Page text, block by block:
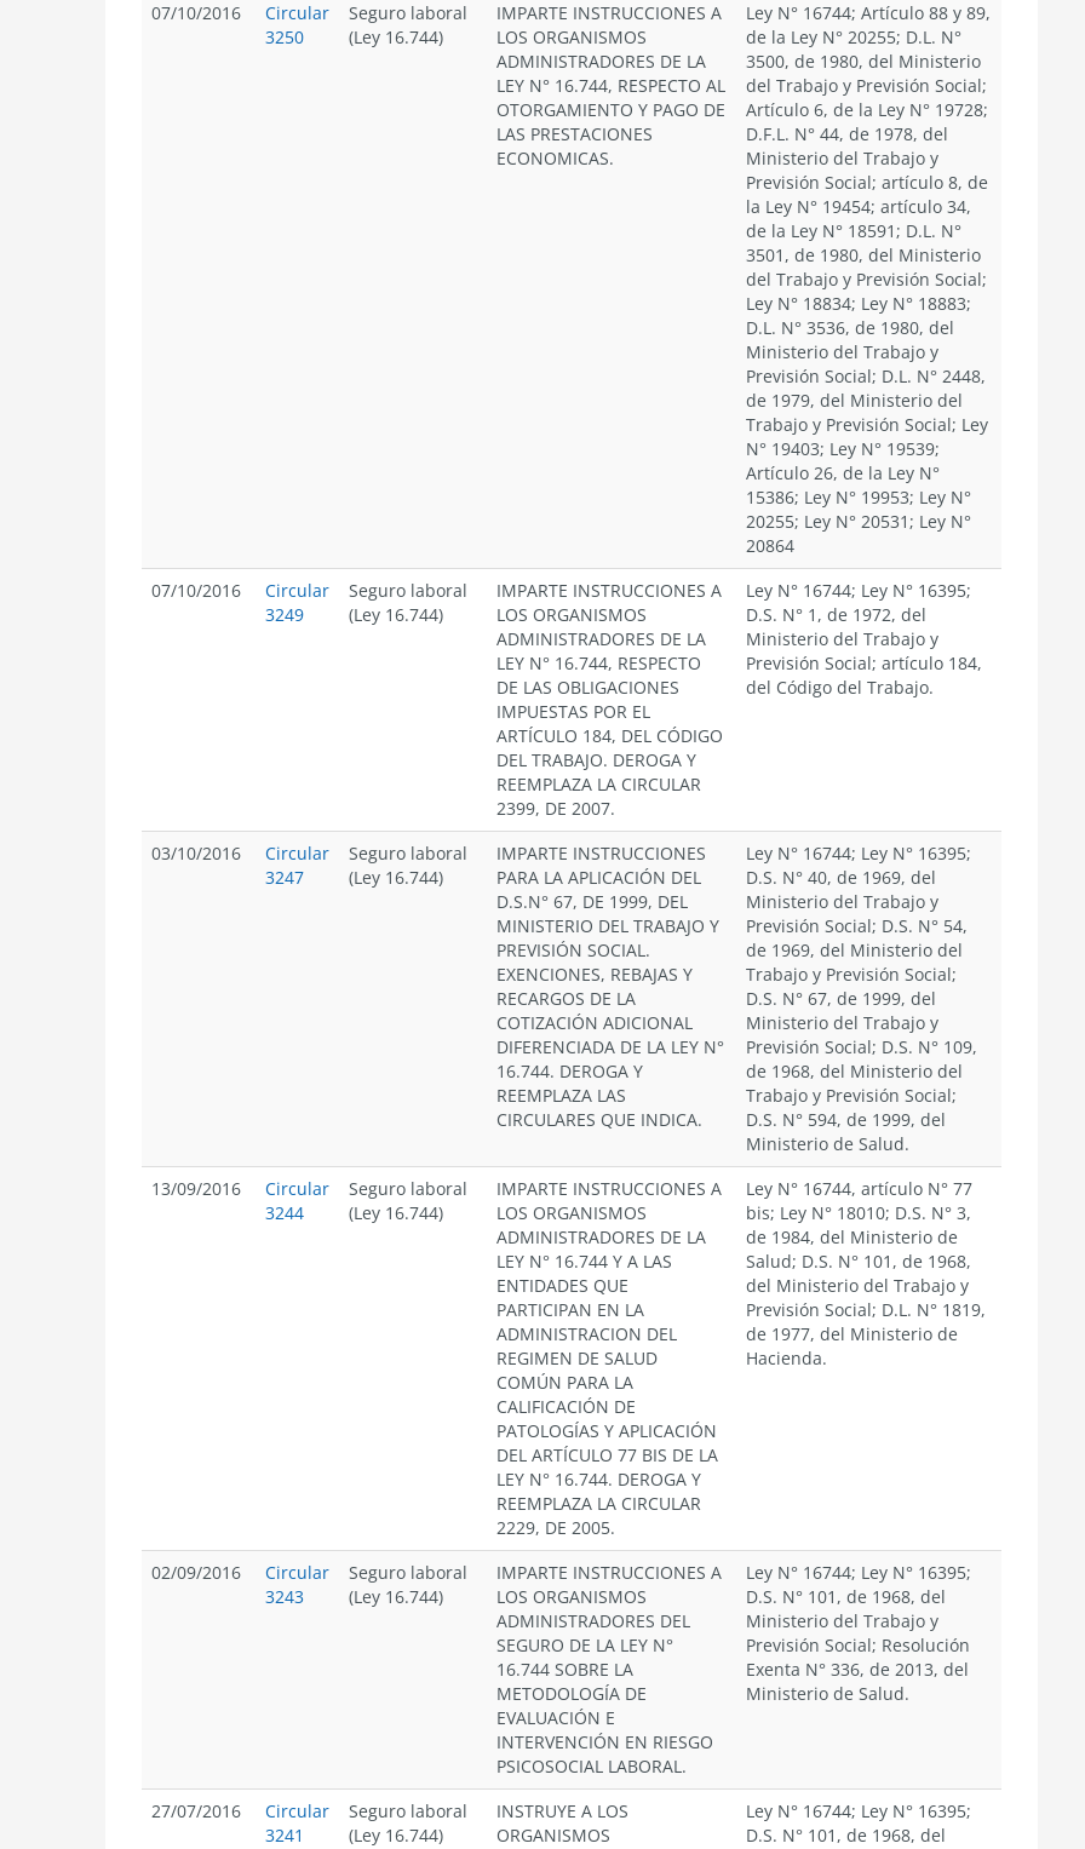
07/10/2016
Circular
3250
Seguro laboral
(Ley 16.744)
IMPARTE INSTRUCCIONES A
LOS ORGANISMOS
ADMINISTRADORES DE LA
LEY N° 16.744, RESPECTO AL
OTORGAMIENTO Y PAGO DE
LAS PRESTACIONES
ECONOMICAS.
Ley N° 16744; Artículo 88 y 89,
de la Ley N° 20255; D.L. N°
3500, de 1980, del Ministerio
del Trabajo y Previsión Social;
Artículo 6, de la Ley N° 19728;
D.F.L. N° 44, de 1978, del
Ministerio del Trabajo y
Previsión Social; artículo 8, de
la Ley N° 19454; artículo 34,
de la Ley N° 18591; D.L. N°
3501, de 1980, del Ministerio
del Trabajo y Previsión Social;
Ley N° 18834; Ley N° 18883;
D.L. N° 3536, de 1980, del
Ministerio del Trabajo y
Previsión Social; D.L. N° 2448,
de 1979, del Ministerio del
Trabajo y Previsión Social; Ley
N° 19403; Ley N° 19539;
Artículo 26, de la Ley N°
15386; Ley N° 19953; Ley N°
20255; Ley N° 20531; Ley N°
20864
07/10/2016
Circular
3249
Seguro laboral
(Ley 16.744)
IMPARTE INSTRUCCIONES A
LOS ORGANISMOS
ADMINISTRADORES DE LA
LEY N° 16.744, RESPECTO
DE LAS OBLIGACIONES
IMPUESTAS POR EL
ARTÍCULO 184, DEL CÓDIGO
DEL TRABAJO. DEROGA Y
REEMPLAZA LA CIRCULAR
2399, DE 2007.
Ley N° 16744; Ley N° 16395;
D.S. N° 1, de 1972, del
Ministerio del Trabajo y
Previsión Social; artículo 184,
del Código del Trabajo.
03/10/2016
Circular
3247
Seguro laboral
(Ley 16.744)
IMPARTE INSTRUCCIONES
PARA LA APLICACIÓN DEL
D.S.N° 67, DE 1999, DEL
MINISTERIO DEL TRABAJO Y
PREVISIÓN SOCIAL.
EXENCIONES, REBAJAS Y
RECARGOS DE LA
COTIZACIÓN ADICIONAL
DIFERENCIADA DE LA LEY N°
16.744. DEROGA Y
REEMPLAZA LAS
CIRCULARES QUE INDICA.
Ley N° 16744; Ley N° 16395;
D.S. N° 40, de 1969, del
Ministerio del Trabajo y
Previsión Social; D.S. N° 54,
de 1969, del Ministerio del
Trabajo y Previsión Social;
D.S. N° 67, de 1999, del
Ministerio del Trabajo y
Previsión Social; D.S. N° 109,
de 1968, del Ministerio del
Trabajo y Previsión Social;
D.S. N° 594, de 1999, del
Ministerio de Salud.
13/09/2016
Circular
3244
Seguro laboral
(Ley 16.744)
IMPARTE INSTRUCCIONES A
LOS ORGANISMOS
ADMINISTRADORES DE LA
LEY N° 16.744 Y A LAS
ENTIDADES QUE
PARTICIPAN EN LA
ADMINISTRACION DEL
REGIMEN DE SALUD
COMÚN PARA LA
CALIFICACIÓN DE
PATOLOGÍAS Y APLICACIÓN
DEL ARTÍCULO 77 BIS DE LA
LEY N° 16.744. DEROGA Y
REEMPLAZA LA CIRCULAR
2229, DE 2005.
Ley N° 16744, artículo N° 77
bis; Ley N° 18010; D.S. N° 3,
de 1984, del Ministerio de
Salud; D.S. N° 101, de 1968,
del Ministerio del Trabajo y
Previsión Social; D.L. N° 1819,
de 1977, del Ministerio de
Hacienda.
02/09/2016
Circular
3243
Seguro laboral
(Ley 16.744)
IMPARTE INSTRUCCIONES A
LOS ORGANISMOS
ADMINISTRADORES DEL
SEGURO DE LA LEY N°
16.744 SOBRE LA
METODOLOGÍA DE
EVALUACIÓN E
INTERVENCIÓN EN RIESGO
PSICOSOCIAL LABORAL.
Ley N° 16744; Ley N° 16395;
D.S. N° 101, de 1968, del
Ministerio del Trabajo y
Previsión Social; Resolución
Exenta N° 336, de 2013, del
Ministerio de Salud.
27/07/2016
Circular
3241
Seguro laboral
(Ley 16.744)
INSTRUYE A LOS
ORGANISMOS
Ley N° 16744; Ley N° 16395;
D.S. N° 101, de 1968, del